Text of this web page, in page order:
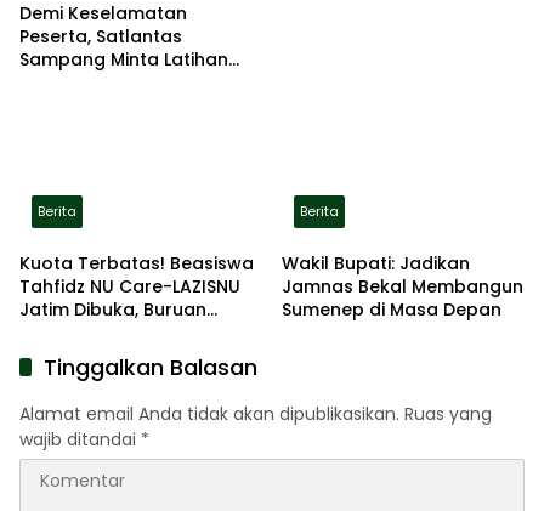
Demi Keselamatan
Peserta, Satlantas
Sampang Minta Latihan
Berita
Kuota Terbatas! Beasiswa
Tahfidz NU Care-LAZISNU
Jatim Dibuka, Buruan
Berita
Wakil Bupati: Jadikan
Jamnas Bekal Membangun
Sumenep di Masa Depan
Tinggalkan Balasan
Alamat email Anda tidak akan dipublikasikan. Ruas yang
wajib ditandai *